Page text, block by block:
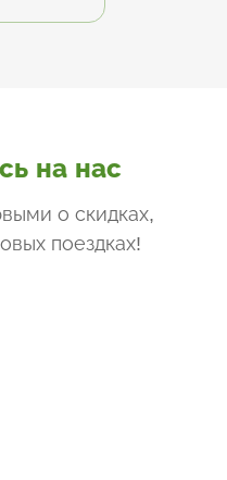
на нас
о скидках,
поездках!